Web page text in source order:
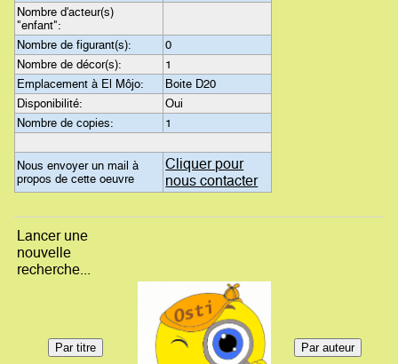
Nombre d'acteur(s)
"enfant":
Nombre de figurant(s):
0
Nombre de décor(s):
1
Emplacement à El Môjo:
Boite D20
Disponibilité:
Oui
Nombre de copies:
1
Nous envoyer un mail à
propos de cette oeuvre
Cliquer pour
nous contacter
Lancer une
nouvelle
recherche...